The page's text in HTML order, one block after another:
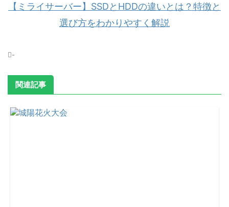
【ミライサーバー】SSDとHDDの違いとは？特徴と
選び方をわかりやすく解説
-
関連記事